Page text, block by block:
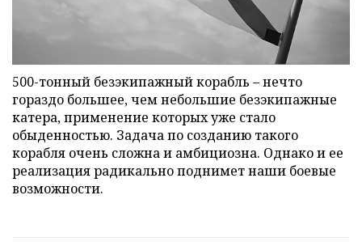
500-тонный безэкипажный корабль – нечто
гораздо большее, чем небольшие безэкипажные
катера, применение которых уже стало
обыденностью. Задача по созданию такого
корабля очень сложна и амбициозна. Однако и ее
реализация радикально поднимет наши боевые
возможности.